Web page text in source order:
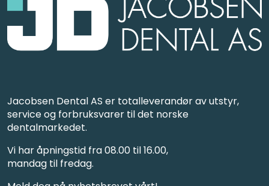
Jacobsen Dental AS er totalleverandør av utstyr,
service og forbruksvarer til det norske
dentalmarkedet.
Vi har åpningstid fra 08.00 til 16.00,
mandag til fredag.